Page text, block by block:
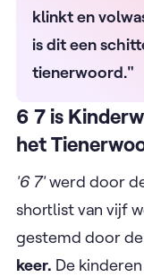
klinkt en
is dit een
tienerwoord."
6 7 is
het
'6 7'werd door
shortlist van vijf
gestemd door
keer. De